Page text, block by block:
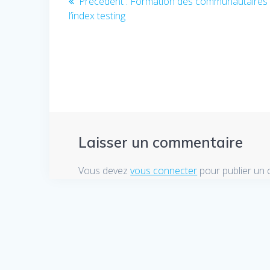
de
l’index testing
Laisser un commentaire
Vous devezvous connecter pour publier un